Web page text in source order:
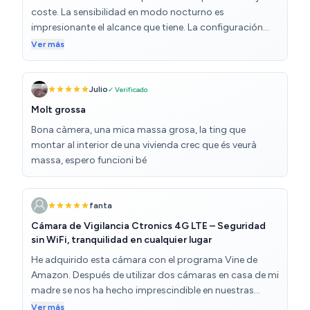
coste. La sensibilidad en modo nocturno es
impresionante el alcance que tiene. La configuración
también resulta sencilla. El servicio postventa es muy
eficiente.
Ver más
Julio✓ Verificado
Molt grossa
Bona càmera, una mica massa grosa, la ting que
montar al interior de una vivienda crec que és veurà
massa, espero funcioni bé
fanta
Cámara de Vigilancia Ctronics 4G LTE – Seguridad
sin WiFi, tranquilidad en cualquier lugar
He adquirido esta cámara con el programa Vine de
Amazon. Después de utilizar dos cámaras en casa de mi
madre se nos ha hecho imprescindible en nuestras
vidas, ahora necesitábamos una solución que
Ver más